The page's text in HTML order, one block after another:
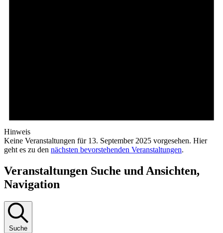
Hinweis
Keine Veranstaltungen für 13. September 2025 vorgesehen. Hier
geht es zu den nächsten bevorstehenden Veranstaltungen.
Veranstaltungen Suche und Ansichten,
Navigation
Suche